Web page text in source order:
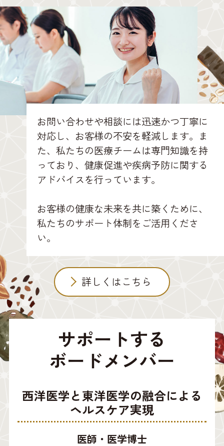
お問い合わせや相談には迅速かつ丁寧に
対応し、お客様の不安を軽減します。ま
た、私たちの医療チームは専門知識を持
っており、健康促進や疾病予防に関する
アドバイスを行っています。
お客様の健康な未来を共に築くために、
私たちのサポート体制をご活用くださ
い。
詳しくはこちら
サポートする
ボードメンバー
西洋医学と東洋医学の融合による
ヘルスケア実現
医師・医学博士